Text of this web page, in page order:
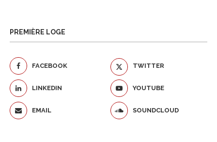
PREMIÈRE LOGE
FACEBOOK TWITTER
LINKEDIN YOUTUBE
EMAIL SOUNDCLOUD